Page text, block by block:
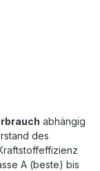
abhängig
des
A (beste) bis